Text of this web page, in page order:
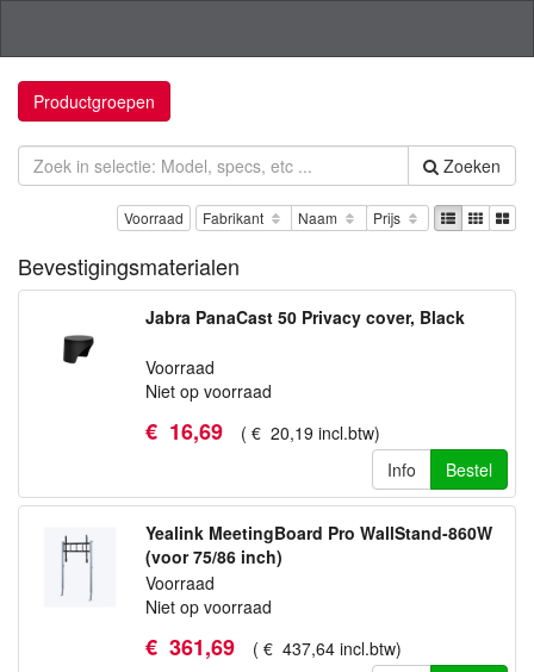
Productgroepen
Zoeken
Voorraad Fabrikant Naam Prijs
Bevestigingsmaterialen
Jabra PanaCast 50 Privacy cover, Black
Voorraad
Niet op voorraad
€ 16,69 ( € 20,19 incl.btw)
Info
Bestel
Yealink MeetingBoard Pro WallStand-860W
(voor 75/86 inch)
Voorraad
Niet op voorraad
€ 361,69 ( € 437,64 incl.btw)